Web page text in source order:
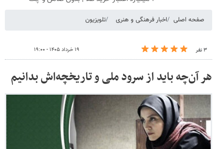
صفحه اصلی اخبار فرهنگی و هنری تلویزیون
۳ نفر ۱۹ خرداد ۱۴۰۵ - ۱۹:۰۰
هر آن‌چه باید از سرود ملی و تاریخچه‌اش بدانیم